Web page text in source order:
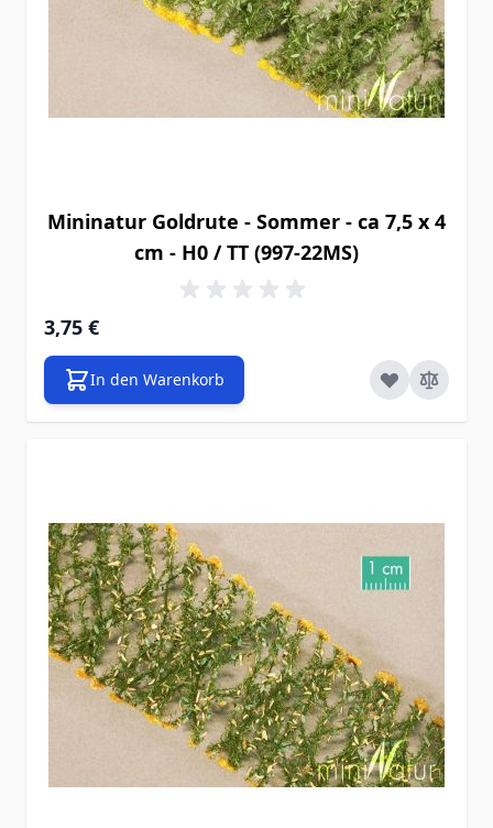
Mininatur Goldrute - Sommer - ca 7,5 x 4
cm - H0 / TT (997-22MS)
3,75 €
In den Warenkorb